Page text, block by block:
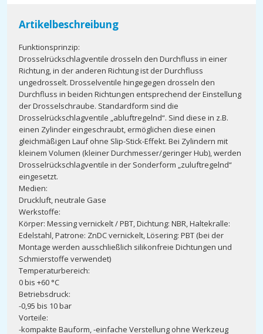
Artikelbeschreibung
Funktionsprinzip:
Drosselrückschlagventile drosseln den Durchfluss in einer
Richtung, in der anderen Richtung ist der Durchfluss
ungedrosselt. Drosselventile hingegegen drosseln den
Durchfluss in beiden Richtungen entsprechend der Einstellung
der Drosselschraube. Standardform sind die
Drosselrückschlagventile „abluftregelnd“. Sind diese in z.B.
einen Zylinder eingeschraubt, ermöglichen diese einen
gleichmäßigen Lauf ohne Slip-Stick-Effekt. Bei Zylindern mit
kleinem Volumen (kleiner Durchmesser/geringer Hub), werden
Drosselrückschlagventile in der Sonderform „zuluftregelnd“
eingesetzt.
Medien:
Druckluft, neutrale Gase
Werkstoffe:
Körper: Messing vernickelt / PBT, Dichtung: NBR, Haltekralle:
Edelstahl, Patrone: ZnDC vernickelt, Lösering: PBT (bei der
Montage werden ausschließlich silikonfreie Dichtungen und
Schmierstoffe verwendet)
Temperaturbereich:
0 bis +60 °C
Betriebsdruck:
-0,95 bis 10 bar
Vorteile:
-kompakte Bauform, -einfache Verstellung ohne Werkzeug